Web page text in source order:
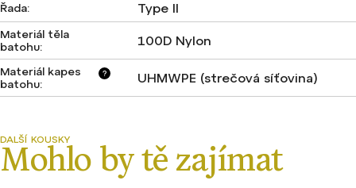
Řada: Type II
Materiál těla
batohu: 100D Nylon
?
Materiál kapes
batohu: UHMWPE (strečová síťovina)